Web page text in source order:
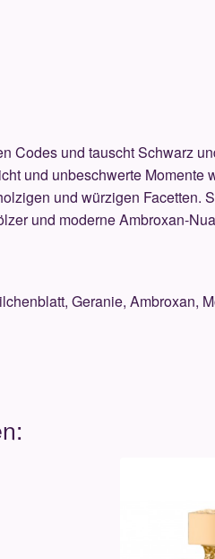
Codes und tauscht Schwarz
und unbeschwerte Momente
und würzigen Facetten.
und moderne Ambroxan-
Geranie, Ambroxan,